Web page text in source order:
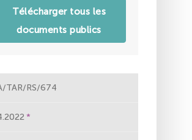
Télécharger tous les
documents publics
TAR/RS/674